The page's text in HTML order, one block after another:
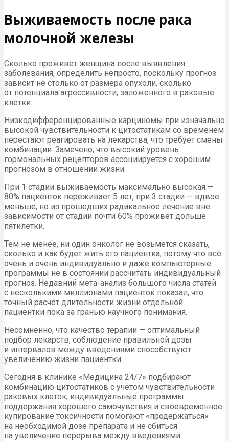
Выживаемость после рака
молочной железы
Сколько проживет женщина после выявления
заболевания, определить непросто, поскольку прогноз
зависит не столько от размера опухоли, сколько
от потенциала агрессивности, заложенного в раковые
клетки.
Низкодифференцированные карциномы при изначально
высокой чувствительности к цитостатикам со временем
перестают реагировать на лекарства, что требует смены
комбинации. Замечено, что высокий уровень
гормональных рецепторов ассоциируется с хорошим
прогнозом в отношении жизни.
При 1 стадии выживаемость максимально высокая —
80% пациенток переживает 5 лет, при 3 стадии — вдвое
меньше, но из прошедших радикальное лечение вне
зависимости от стадии почти 60% проживёт дольше
пятилетки.
Тем не менее, ни один онколог не возьмется сказать,
сколько и как будет жить его пациентка, потому что всё
очень и очень индивидуально и даже компьютерные
программы не в состоянии рассчитать индивидуальный
прогноз. Недавний мета-анализ большого числа статей
с несколькими миллионами пациенток показал, что
точный расчёт длительности жизни отдельной
пациентки пока за гранью научного понимания.
Несомненно, что качество терапии — оптимальный
подбор лекарств, соблюдение правильной дозы
и интервалов между введениями способствуют
увеличению жизни пациентки.
Сегодня в клинике «Медицина 24/7» подбирают
комбинацию цитостатиков с учетом чувствительности
раковых клеток, индивидуальные программы
поддержания хорошего самочувствия и своевременное
купирование токсичности помогают «продержаться»
на необходимой дозе препарата и не сбиться
на увеличение перерыва между введениями.